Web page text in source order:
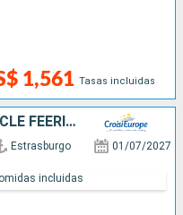
1,561 Tasas incluidas
LE RHIN EN FLAMMES SPECTACLE FÉERIQUE AU FIL DE L'EAU(FORMULE PORT-PORT)
Estrasburgo 01/07/2027
incluidas